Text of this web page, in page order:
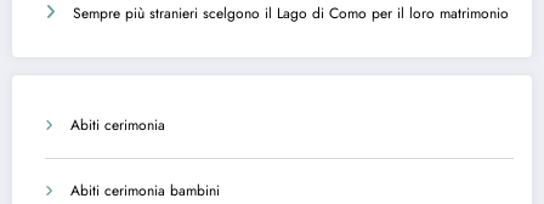
Sempre più stranieri scelgono il Lago di Como per il loro matrimonio
Abiti cerimonia
Abiti cerimonia bambini